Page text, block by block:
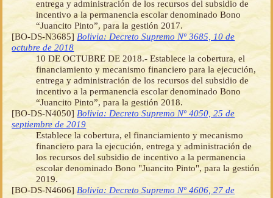
entrega y administración de los recursos del subsidio de
incentivo a la permanencia escolar denominado Bono
“Juancito Pinto”, para la gestión 2017.
[BO-DS-N3685] Bolivia: Decreto Supremo Nº 3685, 10 de
octubre de 2018
10 DE OCTUBRE DE 2018.- Establece la cobertura, el
financiamiento y mecanismo financiero para la ejecución,
entrega y administración de los recursos del subsidio de
incentivo a la permanencia escolar denominado Bono
“Juancito Pinto”, para la gestión 2018.
[BO-DS-N4050] Bolivia: Decreto Supremo Nº 4050, 25 de
septiembre de 2019
Establece la cobertura, el financiamiento y mecanismo
financiero para la ejecución, entrega y administración de
los recursos del subsidio de incentivo a la permanencia
escolar denominado Bono "Juancito Pinto", para la gestión
2019.
[BO-DS-N4606] Bolivia: Decreto Supremo Nº 4606, 27 de